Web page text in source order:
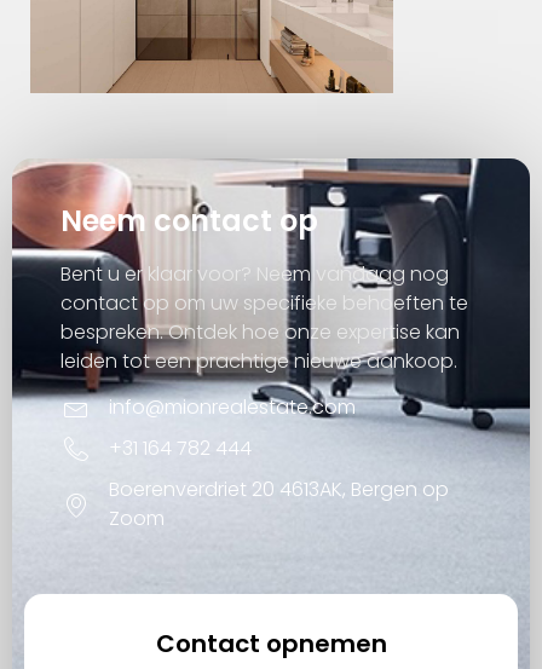
Neem contact op
Bent u er klaar voor? Neem vandaag nog
contact op om uw specifieke behoeften te
bespreken. Ontdek hoe onze expertise kan
leiden tot een prachtige nieuwe aankoop.
info@mionrealestate.com
+31 164 782 444
Boerenverdriet 20 4613AK, Bergen op
Zoom
Contact opnemen